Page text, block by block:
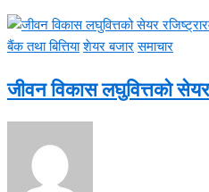
बैंक तथा बित्तिया शेयर बजार समाचार
जीवन विकास लघुवित्तको